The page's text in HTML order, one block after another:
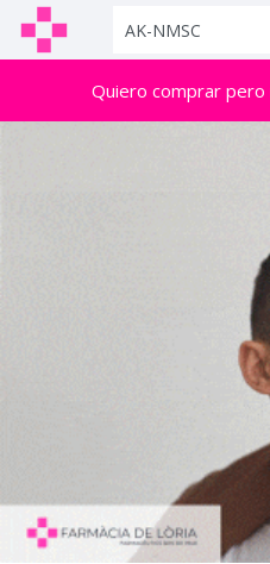
Quiero comprar